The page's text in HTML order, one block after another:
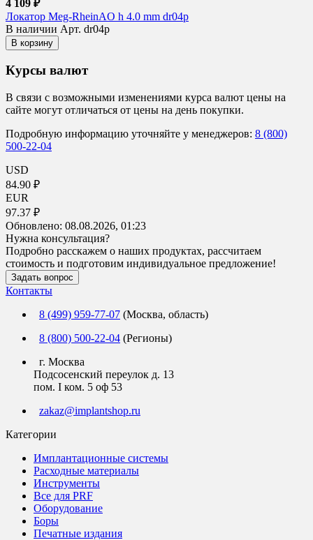
4 109 ₽
Локатор Meg-RheinAO h 4.0 mm dr04p
В наличии Арт. dr04p
В корзину
Курсы валют
В связи с возможными изменениями курса валют цены на
сайте могут отличаться от цены на день покупки.
Подробную информацию уточняйте у менеджеров: 8 (800)
500-22-04
USD
84.90 ₽
EUR
97.37 ₽
Обновлено: 08.08.2026, 01:23
Нужна консультация?
Подробно расскажем о наших продуктах, рассчитаем
стоимость и подготовим индивидуальное предложение!
Задать вопрос
Контакты
8 (499) 959-77-07 (Москва, область)
8 (800) 500-22-04 (Регионы)
г. Москва
Подсосенский переулок д. 13
пом. I ком. 5 оф 53
zakaz@implantshop.ru
Категории
Имплантационные системы
Расходные материалы
Инструменты
Все для PRF
Оборудование
Боры
Печатные издания